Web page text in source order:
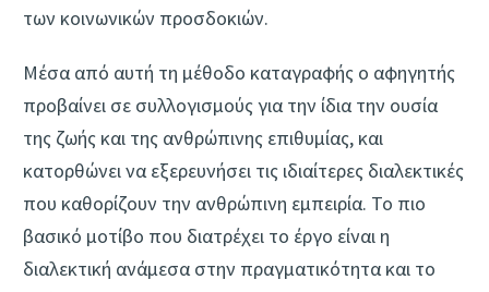
των κοινωνικών προσδοκιών.
Μέσα από αυτή τη μέθοδο καταγραφής ο αφηγητής
προβαίνει σε συλλογισμούς για την ίδια την ουσία
της ζωής και της ανθρώπινης επιθυμίας, και
κατορθώνει να εξερευνήσει τις ιδιαίτερες διαλεκτικές
που καθορίζουν την ανθρώπινη εμπειρία. Το πιο
βασικό μοτίβο που διατρέχει το έργο είναι η
διαλεκτική ανάμεσα στην πραγματικότητα και το